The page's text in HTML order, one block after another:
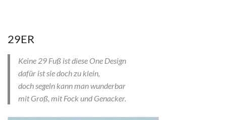
29ER
Keine 29 Fuß ist diese One Design
dafür ist sie doch zu klein,
doch segeln kann man wunderbar
mit Groß, mit Fock und Genacker.